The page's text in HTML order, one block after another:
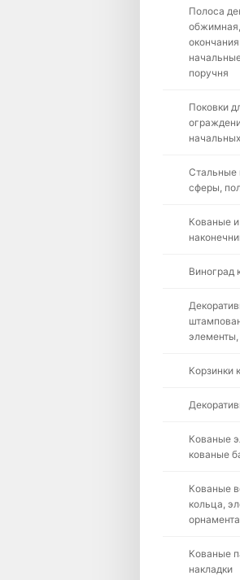
Полоса
поручня
Поковки
сферы,
Кованые
Виноград
элементы,
Корзинки
Кованые
кованые
Кованые
кольца,
Кованые
накладки